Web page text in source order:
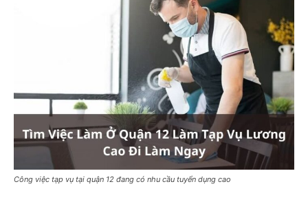
Công việc tạp vụ tại quận 12 đang có nhu cầu tuyển dụng cao